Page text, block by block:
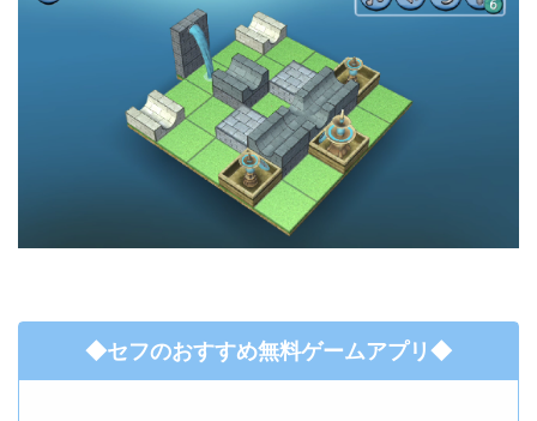
◆セフのおすすめ無料ゲームアプリ◆